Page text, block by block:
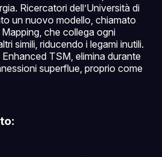
Ricercatori dell’Università di
un nuovo modello, chiamato
che collega ogni
simili, riducendo i legami inutili.
TSM, elimina durante
superflue, proprio come